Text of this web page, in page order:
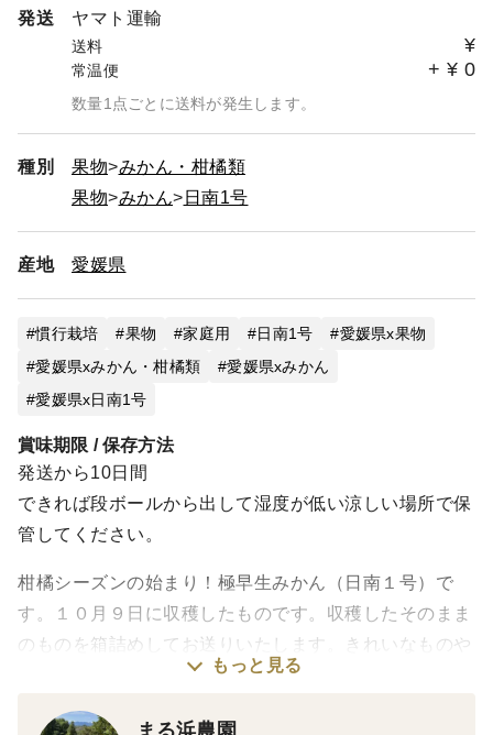
発送 ヤマト運輸
送料 ¥
常温便 + ¥ 0
数量1点ごとに送料が発生します。
種別 果物
みかん・柑橘類
果物
みかん 日南1号
産地 愛媛県
慣行栽培 果物 家庭用 日南1号
愛媛県x果物
愛媛県xみかん・柑橘類
愛媛県xみかん
愛媛県x日南1号
賞味期限 / 保存方法
発送から10日間
できれば段ボールから出して湿度が低い涼しい場所で保
管してください。
柑橘シーズンの始まり！極早生みかん（日南１号）で
す。１０月９日に収穫したものです。収穫したそのまま
のものを箱詰めしてお送りいたします。きれいなものや
見た目の悪いもの、大きいものや小さいもの様々なで
もっと見る
まる浜農園